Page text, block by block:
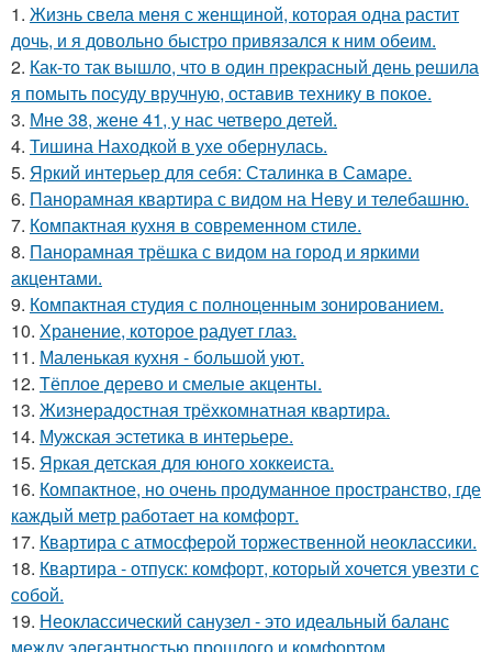
1. Жизнь свела меня с женщиной, которая одна растит
дочь, и я довольно быстро привязался к ним обеим.
2. Как-то так вышло, что в один прекрасный день решила
я помыть посуду вручную, оставив технику в покое.
3. Мне 38, жене 41, у нас четверо детей.
4. Тишина Находкой в ухе обернулась.
5. Яркий интерьер для себя: Сталинка в Самаре.
6. Панорамная квартира с видом на Неву и телебашню.
7. Компактная кухня в современном стиле.
8. Панорамная трёшка с видом на город и яркими
акцентами.
9. Компактная студия с полноценным зонированием.
10. Хранение, которое радует глаз.
11. Маленькая кухня - большой уют.
12. Тёплое дерево и смелые акценты.
13. Жизнерадостная трёхкомнатная квартира.
14. Мужская эстетика в интерьере.
15. Яркая детская для юного хоккеиста.
16. Компактное, но очень продуманное пространство, где
каждый метр работает на комфорт.
17. Квартира с атмосферой торжественной неоклассики.
18. Квартира - отпуск: комфорт, который хочется увезти с
собой.
19. Неоклассический санузел - это идеальный баланс